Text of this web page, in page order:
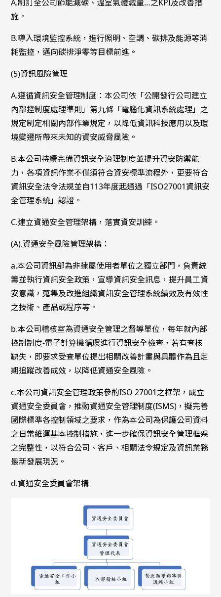
A.制訂全公司節能減碳、溫室氣體減量…之KPI及改善措
施。
B.導入環境監控系統，進行照明、空調、碳排及能源等消
耗監控，邁向碳排淨零等目標前進。
(5)資訊風險管理
A.遵循資訊安全管理制度：本公司依「公開發行公司建立
內部控制度處理準則」第九條「電腦化資訊系統處理」之
規定制定相關內部作業規定，以降低資訊科技應用以及環
境變遷所帶來未知的資安威脅風險。
B.本公司持續完備資訊安全治理制度並提升資安防禦能
力，各項資訊作業不僅須符合資安標準流程外，更要符合
資訊安全法令法規並自113年度起通過「ISO27001資訊安
全管理系統」認證。
C.建立資通安全管理架構，落實資安訓練。
(A).資通安全風險管理架構：
a.本公司資訊部為非隸屬使用者單位之獨立部門，負責統
籌並執行資訊安全政策，宣導資訊安全訊息，提升員工資
安意識，蒐集及改進組織資訊安全管理系統績效及有效性
之技術、產品或程序等。
b.本公司稽核室為資通安全管理之督導單位，每年就內部
控制制度-電子計算機循環進行資訊安全檢查，若有查核
缺失，即要求受查單位提出相關改善計畫與具體作為且定
期追蹤改善成效，以降低資通安全風險。
c.本公司資訊安全管理政策參酌ISO 27001之框架，成立
資通安全委員會，推動資通安全管理制度(ISMS)，擬完善
國際標準各控制領域之要求，作為本公司為保護公司資料
之日常維運基本控制措施，進一步確保資訊安全管理框架
之完整性，以符合公司、客戶、相關法令規定及資訊業務
最新發展現況。
d.資通安全委員會架構